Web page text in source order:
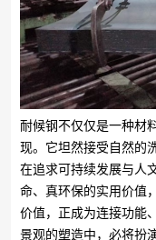
耐候钢不仅仅是一种材
现。它坦然接受自然的
在追求可持续发展与人
命、真环保的实用价值
价值，正成为连接功能
景观的塑造中，必将扮